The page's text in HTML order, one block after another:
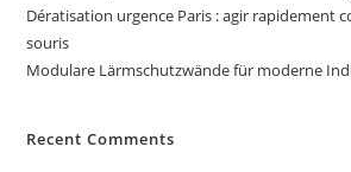
Dératisation urgence Paris : agir rapidement
souris
Modulare Lärmschutzwände für moderne
Recent Comments